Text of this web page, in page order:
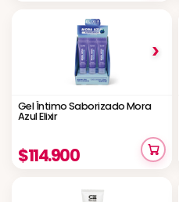
›
Gel Íntimo Saborizado Mora
Azul Elixir
$114.900